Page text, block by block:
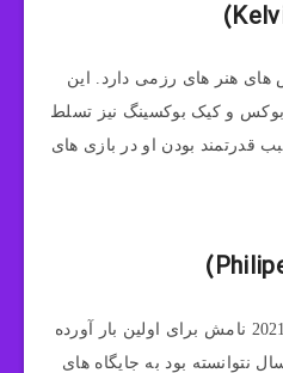
های هنر های رزمی دارد. این
بوکس و کیک بوکسینگ نیز تسلط
قدرتمند بودن او در بازی های
لینس در رنکینگ یو اف سی 2021 نامش برای اولین بار آورده
نتوانسته بود به جایگاه های